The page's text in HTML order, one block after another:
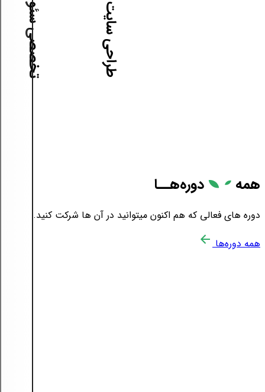
آموزش طراحی سایت آموزش تخصصی سئو
همه دوره‌هــا
دوره های فعالی که هم اکنون میتوانید در آن ها شرکت کنید.
همه دوره‌ها